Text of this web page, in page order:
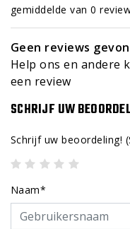
gemiddelde van 0
Geen reviews
Help ons en andere
een review
SCHRIJF UW
Schrijf uw beoordeling!
Naam*